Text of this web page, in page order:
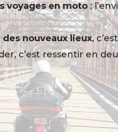
voyages en moto;
nouveaux lieux,
c’est ressentir en